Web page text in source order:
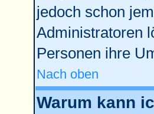
jedoch schon
Administratoren
Personen ihre
Nach oben
Warum kann